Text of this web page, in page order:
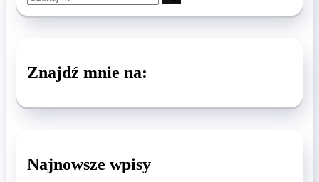
…
Znajdź mnie na:
Najnowsze wpisy